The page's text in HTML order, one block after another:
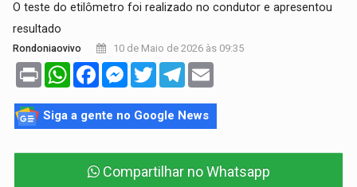
O teste do etilômetro foi realizado no condutor e apresentou
resultado
Rondoniaovivo 10 de Maio de 2026 às 09:35
Print WhatsAppFacebookMessenger
TwitterTelegram
Siga a gente no Google News
Compartilhar no Whatsapp